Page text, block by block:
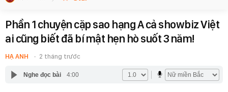
Phần 1 chuyện cặp sao hạng A cả showbiz Việt
ai cũng biết đã bí mật hẹn hò suốt 3 năm!
HẠ ANH 2 tháng trước
Nghe đọc bài 4:00